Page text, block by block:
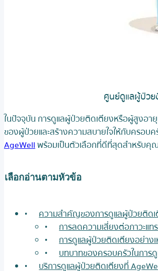
ศูนย์ดูแลผู้ป่วย
ในปัจจุบัน การดูแลผู้ป่วยติดเตียงหรือผู้สูงอา
ของผู้ป่วยและสร้างความสบายใจให้กับครอ
AgeWellพร้อมเป็นตัวเลือกที่ดีที่สุดสำหรับ
เลือกอ่านตามหัวข้อ
ความสำคัญของการดูแลผู้ป่วยติด
การลดความเสี่ยงต่อภาวะแ
การดูแลผู้ป่วยติดเตียงอย่า
บทบาทของครอบครัวในการ
บริการดูแลผู้ป่วยติดเตียงที่